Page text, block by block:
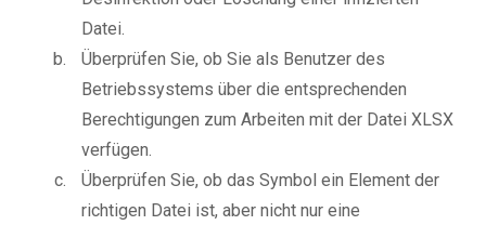
Datei.
Überprüfen Sie, ob Sie als Benutzer des
Betriebssystems über die entsprechenden
Berechtigungen zum Arbeiten mit der Datei XLSX
verfügen.
Überprüfen Sie, ob das Symbol ein Element der
richtigen Datei ist, aber nicht nur eine